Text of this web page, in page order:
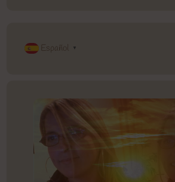
Español ▼